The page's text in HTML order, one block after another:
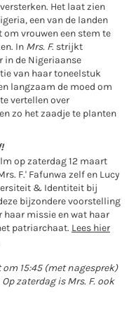
Het laat zien
een van de landen
vrouwen een stem te
In Mrs. F. strijkt
in de Nigeriaanse
van haar toneelstuk
langzaam de moed om
vertellen over
zo het zaadje te planten
op zaterdag 12 maart
F.' Fafunwa zelf en Lucy
& Identiteit bij
bijzondere voorstelling
haar missie en wat haar
patriarchaat. Lees hier
15:45 (met nagesprek)
zaterdag is Mrs. F. ook